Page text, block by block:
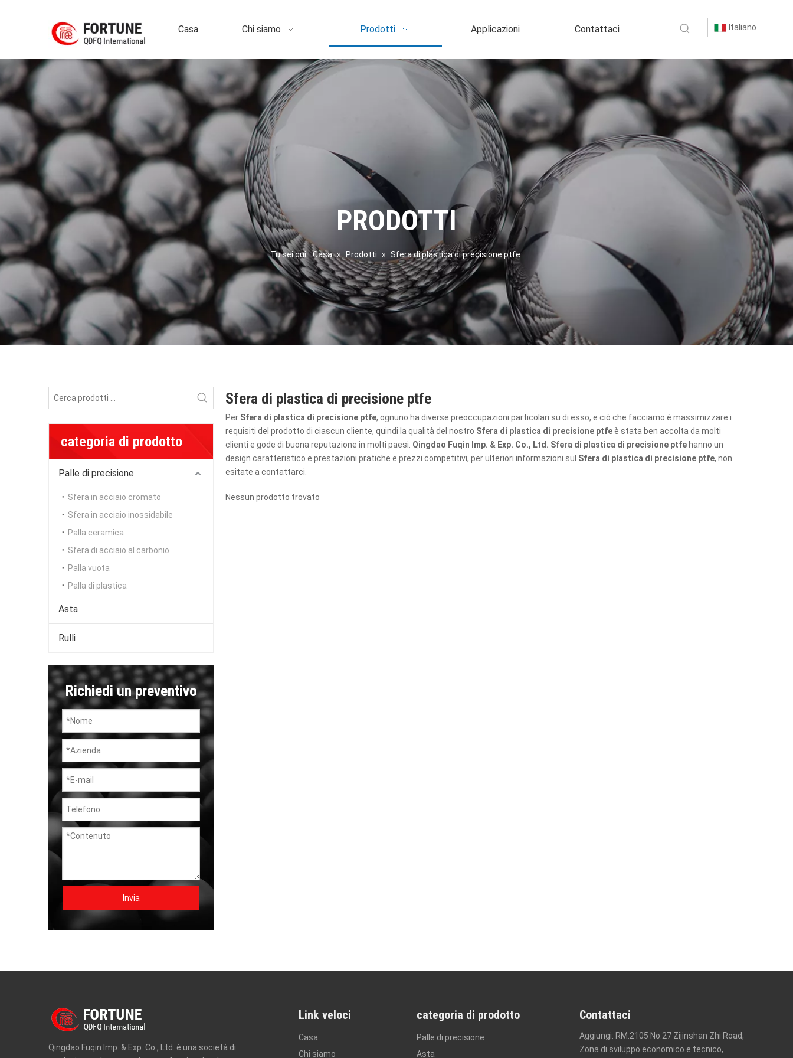
Casa Chi siamo Prodotti Applicazioni Contattaci Italiano
PRODOTTI
Tu sei qui: Casa » Prodotti » Sfera di plastica di precisione ptfe
categoria di prodotto
Palle di precisione
Sfera in acciaio cromato
Sfera in acciaio inossidabile
Palla ceramica
Sfera di acciaio al carbonio
Palla vuota
Palla di plastica
Asta
Rulli
Richiedi un preventivo
Invia
Sfera di plastica di precisione ptfe
Per Sfera di plastica di precisione ptfe, ognuno ha diverse preoccupazioni particolari su di esso, e ciò che facciamo è massimizzare i
requisiti del prodotto di ciascun cliente, quindi la qualità del nostro Sfera di plastica di precisione ptfeè stata ben accolta da molti
clienti e gode di buona reputazione in molti paesi. Qingdao Fuqin Imp. & Exp. Co., Ltd. Sfera di plastica di precisione ptfe hanno un
design caratteristico e prestazioni pratiche e prezzi competitivi, per ulteriori informazioni sul Sfera di plastica di precisione ptfe, non
esitate a contattarci.
Nessun prodotto trovato
Qingdao Fuqin Imp. & Exp. Co., Ltd. è una società di
Link veloci
Casa
Chi siamo
categoria di prodotto
Palle di precisione
Asta
Contattaci
Aggiungi: RM.2105 No.27 Zijinshan Zhi Road,
Zona di sviluppo economico e tecnico,